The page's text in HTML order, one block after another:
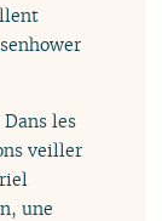
Dans les
veiller
une